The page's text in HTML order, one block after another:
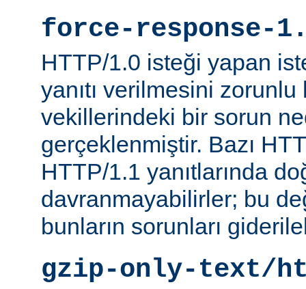
force-response-
HTTP/1.0 isteği yapan
yanıtı verilmesini zorunlu
vekillerindeki bir sorun
gerçeklenmiştir. Bazı
HTTP/1.1 yanıtlarında
davranmayabilirler; bu
bunların sorunları
gzip-only-text/